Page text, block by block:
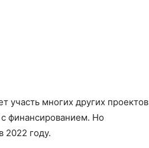
участь многих других проектов
финансированием. Но
2022 году.